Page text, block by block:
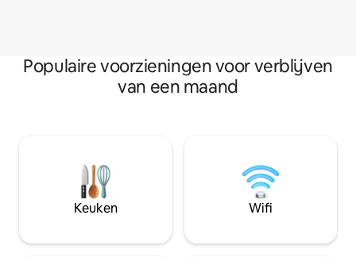
Populaire voorzieningen voor verblijven
van een maand
Keuken Wifi